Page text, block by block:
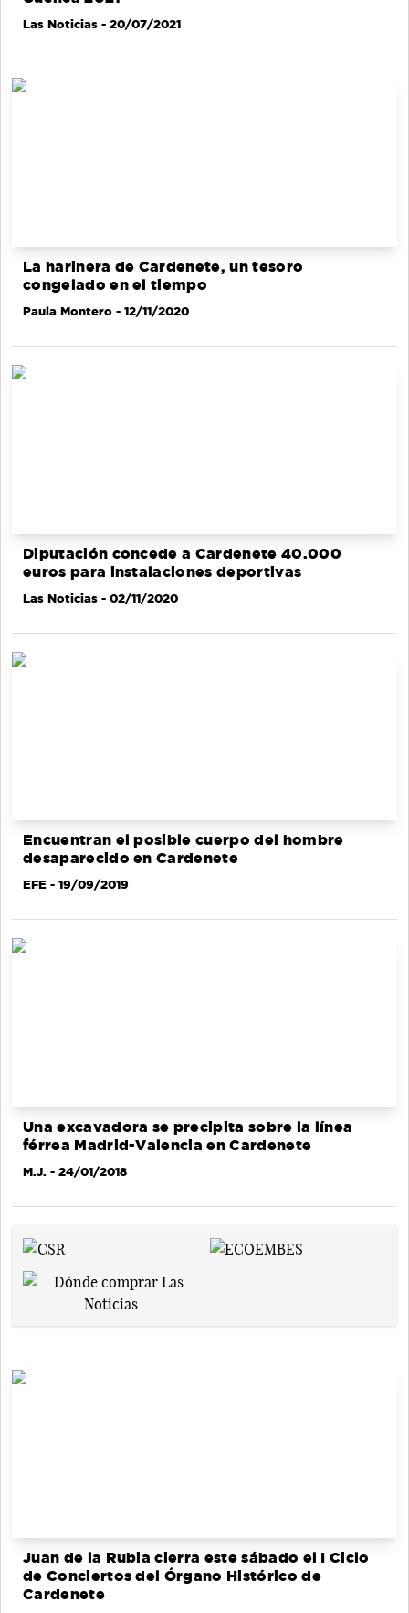
Las Noticias - 20/07/2021
La harinera de Cardenete, un tesoro
congelado en el tiempo
Paula Montero - 12/11/2020
Diputación concede a Cardenete 40.000
euros para instalaciones deportivas
Las Noticias - 02/11/2020
Encuentran el posible cuerpo del hombre
desaparecido en Cardenete
EFE - 19/09/2019
Una excavadora se precipita sobre la línea
férrea Madrid-Valencia en Cardenete
M.J. - 24/01/2018
Juan de la Rubia cierra este sábado el I Ciclo
de Conciertos del Órgano Histórico de
Cardenete